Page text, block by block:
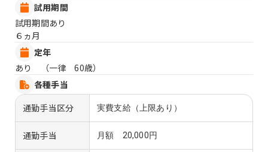
試用期間
試用期間あり
６ヵ月
定年
あり （一律 60歳）
各種手当
通勤手当区分
実費支給（上限あり）
通勤手当 月額 20,000円